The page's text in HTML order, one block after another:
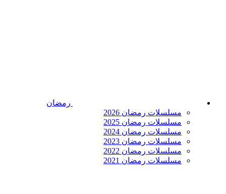
رمضان
مسلسلات رمضان 2026
مسلسلات رمضان 2025
مسلسلات رمضان 2024
مسلسلات رمضان 2023
مسلسلات رمضان 2022
مسلسلات رمضان 2021